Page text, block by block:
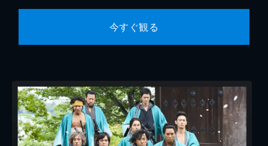
今すぐ観る